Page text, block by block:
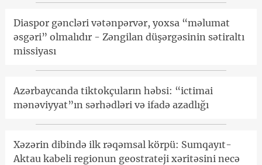
Diaspor gəncləri vətənpərvər, yoxsa “məlumat
əsgəri” olmalıdır - Zəngilan düşərgəsinin sətiraltı
missiyası
Azərbaycanda tiktokçuların həbsi: “ictimai
mənəviyyat”ın sərhədləri və ifadə azadlığı
Xəzərin dibində ilk rəqəmsal körpü: Sumqayıt-
Aktau kabeli regionun geostrateji xəritəsini necə